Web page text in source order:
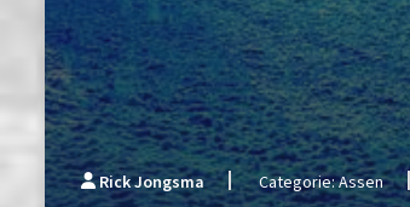
Rick Jongsma Categorie: Assen